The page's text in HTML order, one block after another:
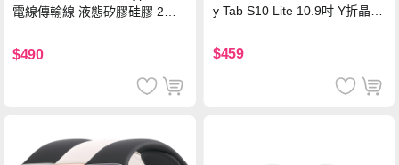
電線傳輸線 液態矽膠硅膠 2M
$490
y Tab S10 Lite 10.9吋 Y折晶透
$459